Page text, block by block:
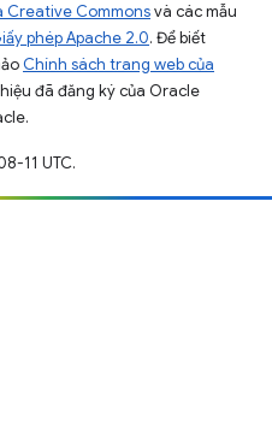
Creative Commonsvà các mẫu
phép Apache 2.0. Để biết
Chính sách trang web của
đã đăng ký của Oracle
11 UTC.